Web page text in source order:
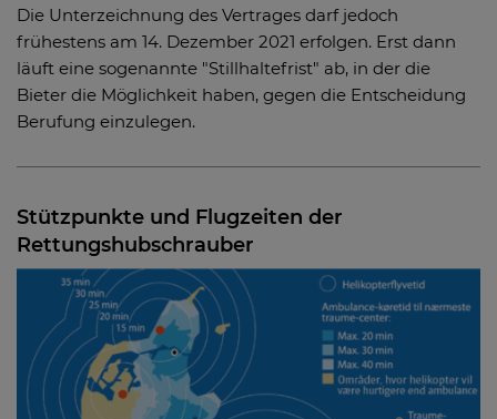
Die Unterzeichnung des Vertrages darf jedoch
frühestens am 14. Dezember 2021 erfolgen. Erst dann
läuft eine sogenannte "Stillhaltefrist" ab, in der die
Bieter die Möglichkeit haben, gegen die Entscheidung
Berufung einzulegen.
Stützpunkte und Flugzeiten der
Rettungshubschrauber